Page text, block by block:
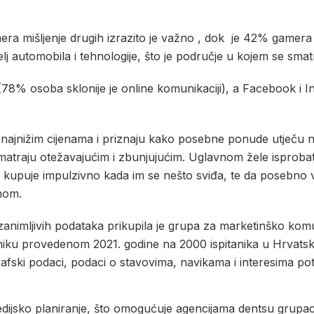
mišljenje drugih izrazito je važno , dok je 42%
automobila i tehnologije, što je područje u kojem se
osoba sklonije je online komunikaciji), a Facebook i
cijenama i priznaju kako posebne ponude utječu
otežavajućim i zbunjujućim. Uglavnom žele
impulzivno kada im se nešto sviđa, te da
podataka prikupila je grupa za marketinško
provedenom 2021. godine na 2000 ispitanika u
podaci, podaci o stavovima, navikama i interesima
planiranje, što omogućuje agencijama dentsu